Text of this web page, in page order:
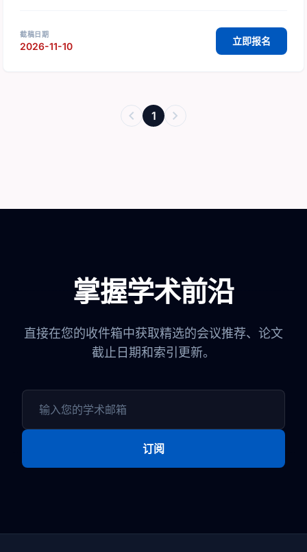
截稿日期
2026-11-10 立即报名
chevron_left 1 chevron_right
掌握学术前沿
直接在您的收件箱中获取精选的会议推荐、论文
截止日期和索引更新。
订阅